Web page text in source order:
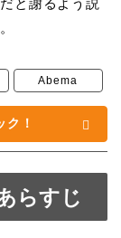
と謝るよう説
Abema
！
らすじ